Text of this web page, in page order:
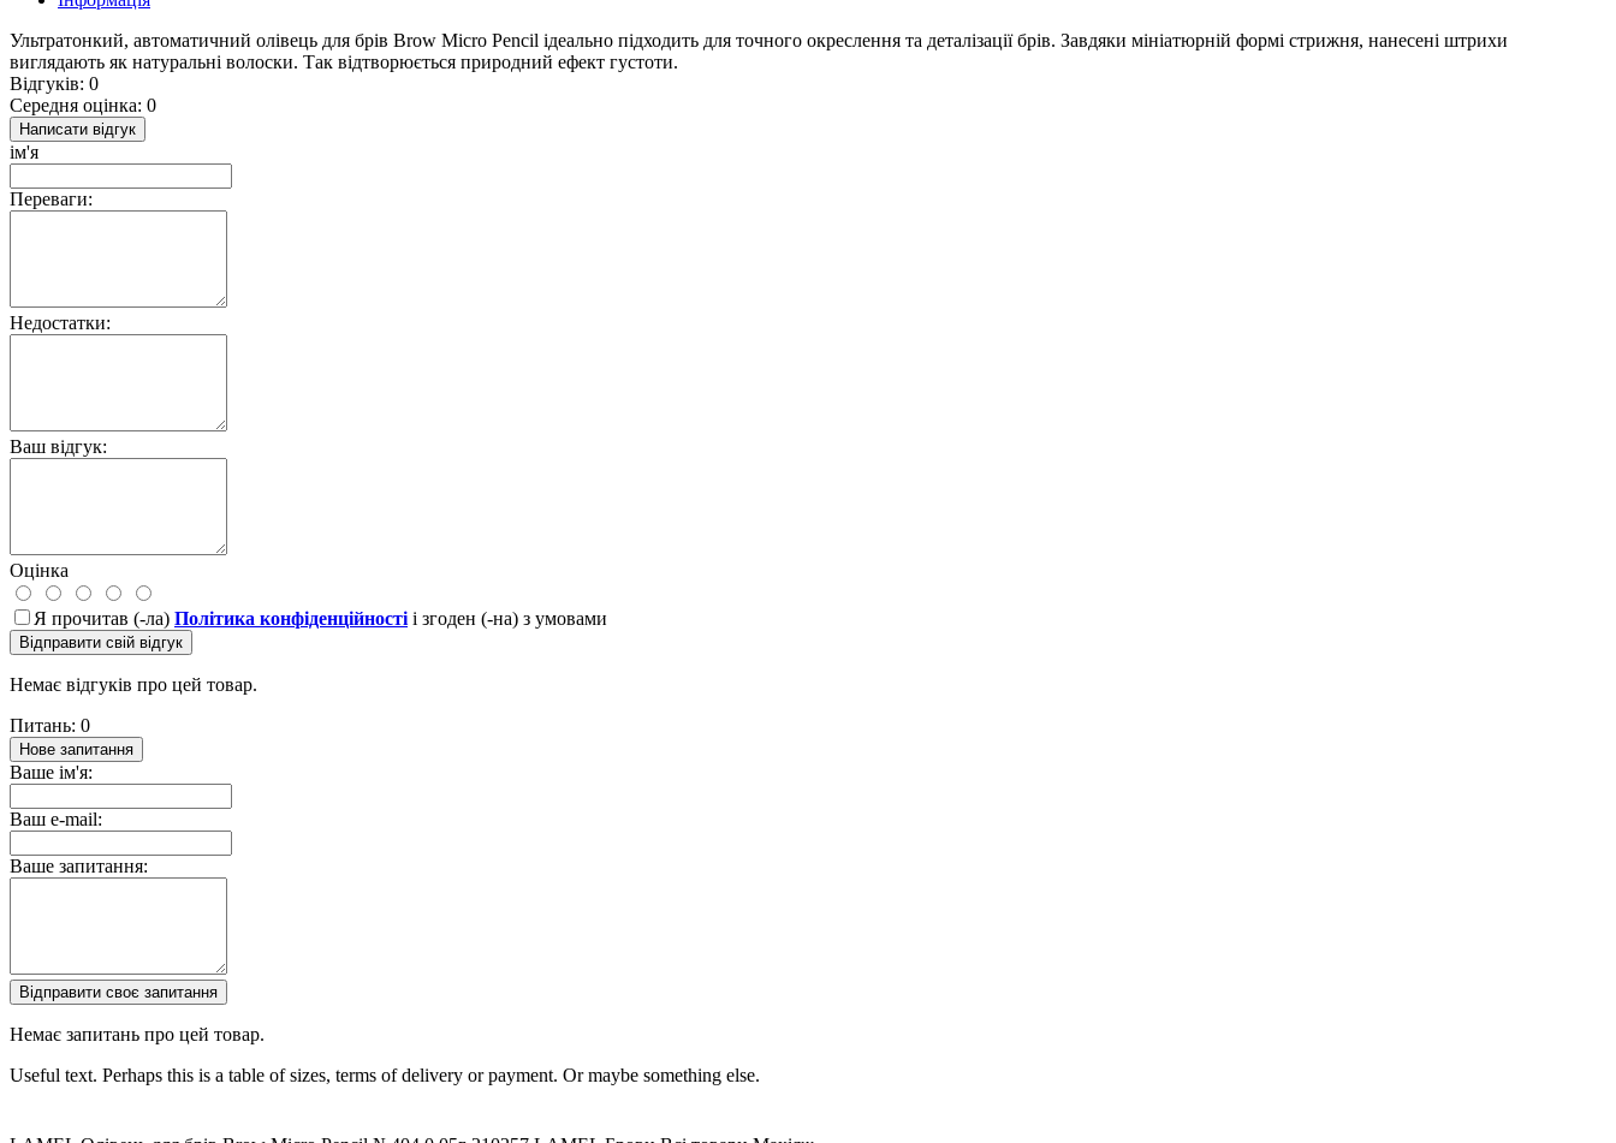
Ультратонкий, автоматичний олівець для брів Brow Micro Pencil ідеально підходить для точного окреслення та деталізації брів. Завдяки мініатюрній формі стрижня, нанесені штрихи
виглядають як натуральні волоски. Так відтворюється природний ефект густоти.
Відгуків: 0
Середня оцінка: 0
Написати відгук
ім'я
Переваги:
Недостатки:
Ваш відгук:
Оцінка
Я прочитав (-ла) Політика конфіденційності і згоден (-на) з умовами
Відправити свій відгук
Немає відгуків про цей товар.
Питань: 0
Нове запитання
Ваше ім'я:
Ваш e-mail:
Ваше запитання:
Відправити своє запитання
Немає запитань про цей товар.
Useful text. Perhaps this is a table of sizes, terms of delivery or payment. Or maybe something else.